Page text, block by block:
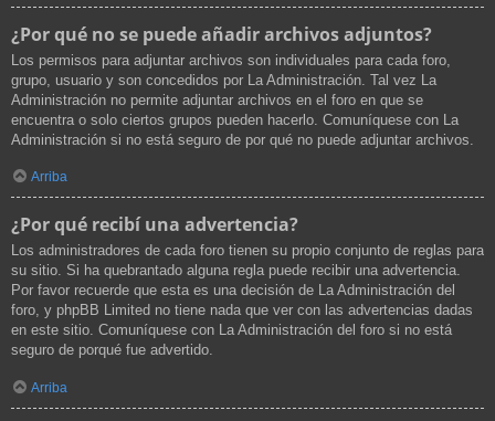
¿Por qué no se puede añadir archivos adjuntos?
Los permisos para adjuntar archivos son individuales para cada foro,
grupo, usuario y son concedidos por La Administración. Tal vez La
Administración no permite adjuntar archivos en el foro en que se
encuentra o solo ciertos grupos pueden hacerlo. Comuníquese con La
Administración si no está seguro de por qué no puede adjuntar archivos.
Arriba
¿Por qué recibí una advertencia?
Los administradores de cada foro tienen su propio conjunto de reglas para
su sitio. Si ha quebrantado alguna regla puede recibir una advertencia.
Por favor recuerde que esta es una decisión de La Administración del
foro, y phpBB Limited no tiene nada que ver con las advertencias dadas
en este sitio. Comuníquese con La Administración del foro si no está
seguro de porqué fue advertido.
Arriba